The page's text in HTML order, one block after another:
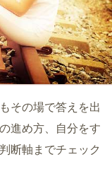
その場で答えを出
進め方、自分をす
断軸までチェック